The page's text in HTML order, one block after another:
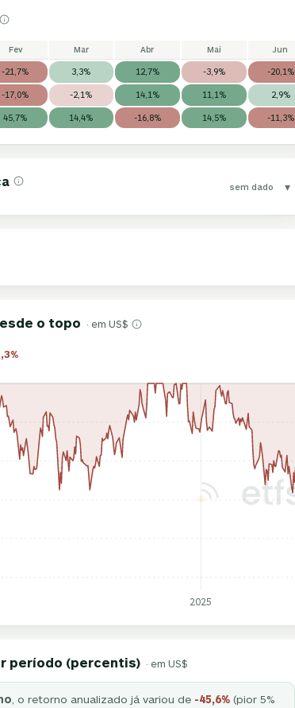
Fev Mar Abr Mai Jun
-21,7% 3,3% 12,7% -3,9% -20,1%
-17,0% -2,1% 14,1% 11,1% 2,9%
45,7% 14,4% -16,8% 14,5% -11,3%
sem dado ▾
o topo · em US$
2025
período (percentis) · em US$
, o retorno anualizado já variou de -45,6%(pior 5%